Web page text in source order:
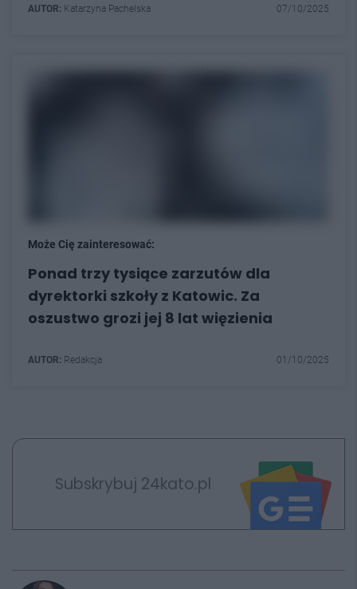
AUTOR: Katarzyna Pachelska 07/10/2025
Może Cię zainteresować:
Ponad trzy tysiące zarzutów dla
dyrektorki szkoły z Katowic. Za
oszustwo grozi jej 8 lat więzienia
AUTOR: Redakcja 01/10/2025
Subskrybuj 24kato.pl